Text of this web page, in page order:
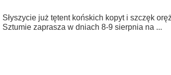
Słyszycie już tętent końskich kopyt i szczęk
Sztumie zaprasza w dniach 8-9 sierpnia na ...